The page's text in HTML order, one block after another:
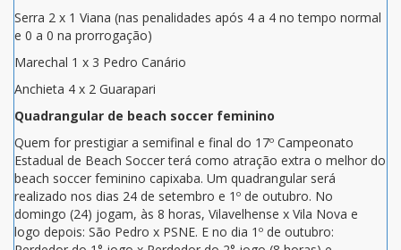
Serra 2 x 1 Viana (nas penalidades após 4 a 4 no tempo normal
e 0 a 0 na prorrogação)
Marechal 1 x 3 Pedro Canário
Anchieta 4 x 2 Guarapari
Quadrangular de beach soccer feminino
Quem for prestigiar a semifinal e final do 17º Campeonato
Estadual de Beach Soccer terá como atração extra o melhor do
beach soccer feminino capixaba. Um quadrangular será
realizado nos dias 24 de setembro e 1º de outubro. No
domingo (24) jogam, às 8 horas, Vilavelhense x Vila Nova e
logo depois: São Pedro x PSNE. E no dia 1º de outubro: